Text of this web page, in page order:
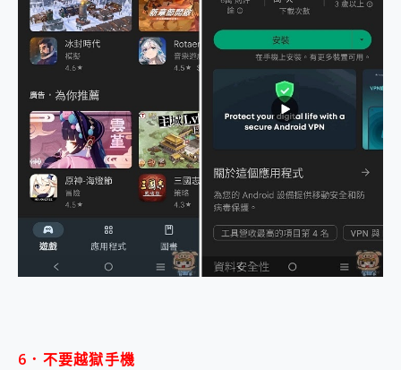
6．不要越獄手機